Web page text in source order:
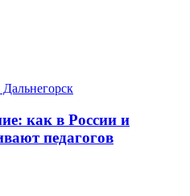
как в России и
педагогов